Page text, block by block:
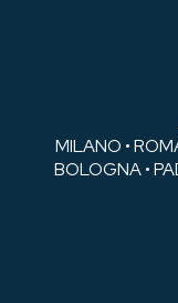
MILANO •
BOLOGNA •